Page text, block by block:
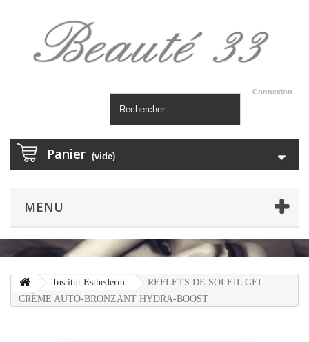
Connexion
Panier (vide)
MENU
Institut Esthederm
REFLETS DE SOLEIL GEL-
CRÈME AUTO-BRONZANT HYDRA-BOOST